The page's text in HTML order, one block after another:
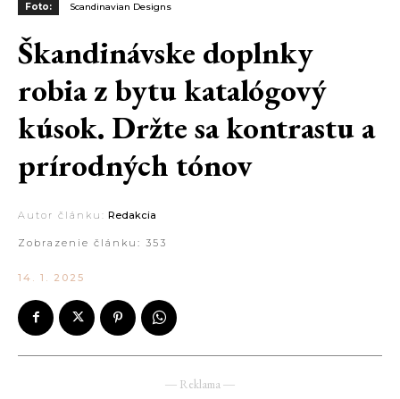
Foto: Scandinavian Designs
Škandinávske doplnky
robia z bytu katalógový
kúsok. Držte sa kontrastu a
prírodných tónov
Autor článku: Redakcia
Zobrazenie článku: 353
14. 1. 2025
― Reklama ―